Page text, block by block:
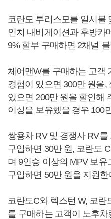
코란도 투리스모를 일시불
인치 내비게이션과 후방카
9% 할부 구매하면 2채널
체어맨W를 구매하는 고객
경험이 있으면 300만 원을,
있으면 200만 원을 할인해
이상을 보유했을 경우 100
쌍용차 RV 및 경쟁사 RV
구입하면 30만 원, 코란도
며 9인승 이상의 MPV 보
구입하면 50만 원을 지원한
코란도C와 렉스턴 W, 코란
를 구매하는 고객이 노후